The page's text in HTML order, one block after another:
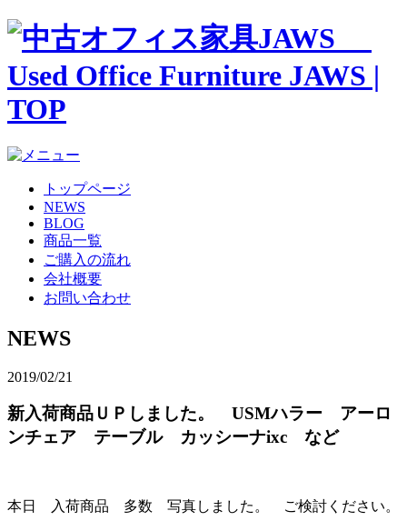
トップページ
NEWS
BLOG
商品一覧
ご購入の流れ
会社概要
お問い合わせ
NEWS
2019/02/21
新入荷商品ＵＰしました。 USMハラー アーロ
ンチェア テーブル カッシーナixc など
本日 入荷商品 多数 写真しました。 ご検討ください。